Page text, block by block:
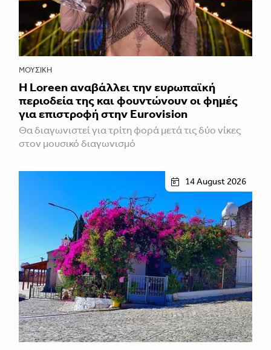
ΜΟΥΣΙΚΉ
Η Loreen αναβάλλει την ευρωπαϊκή
περιοδεία της και φουντώνουν οι φημές
για επιστροφή στην Eurovision
Θα διαγωνιστεί για τρίτη φορά μετά τις δύο νίκες
στον μουσικό διαγωνισμό
14 August 2026